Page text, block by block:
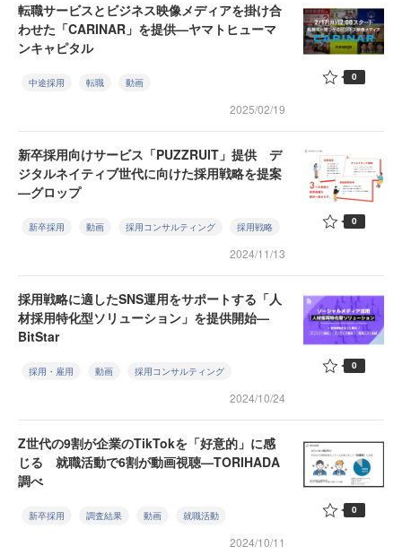
転職サービスとビジネス映像メディアを掛け合
わせた「CARINAR」を提供—ヤマトヒューマ
ンキャピタル
中途採用 転職 動画
2025/02/19
0
新卒採用向けサービス「PUZZRUIT」提供 デ
ジタルネイティブ世代に向けた採用戦略を提案
—グロップ
新卒採用 動画 採用コンサルティング 採用戦略
2024/11/13
0
採用戦略に適したSNS運用をサポートする「人
材採用特化型ソリューション」を提供開始—
BitStar
採用・雇用 動画 採用コンサルティング
2024/10/24
0
Z世代の9割が企業のTikTokを「好意的」に感
じる 就職活動で6割が動画視聴—TORIHADA
調べ
新卒採用 調査結果 動画 就職活動
2024/10/11
0